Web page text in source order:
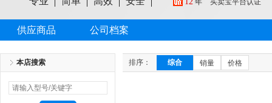
年 买卖宝平台认证
供应商品 公司档案
排序： 综合 销量 价格
本店搜索